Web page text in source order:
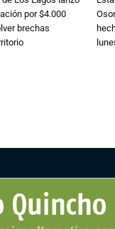
por $4.000
brechas